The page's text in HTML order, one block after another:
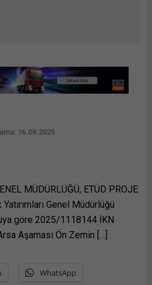
16.09.2025
MÜDÜRLÜĞÜ, ETÜD PROJE
Genel Müdürlüğü
göre 2025/1118144 İKN
Aşaması Ön Zemin […]
WhatsApp